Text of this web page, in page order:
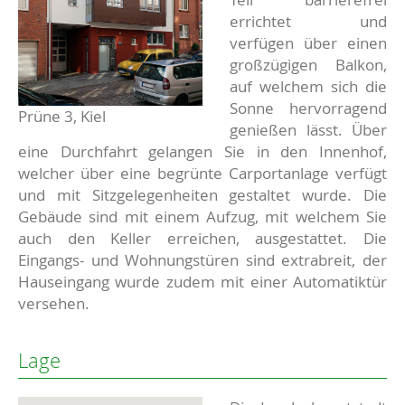
Prüne 3, Kiel
errichtet und
verfügen über einen
großzügigen Balkon,
auf welchem sich die
Sonne hervorragend
genießen lässt. Über
eine Durchfahrt gelangen Sie in den Innenhof,
welcher über eine begrünte Carportanlage verfügt
und mit Sitzgelegenheiten gestaltet wurde. Die
Gebäude sind mit einem Aufzug, mit welchem Sie
auch den Keller erreichen, ausgestattet. Die
Eingangs- und Wohnungstüren sind extrabreit, der
Hauseingang wurde zudem mit einer Automatiktür
versehen.
Lage